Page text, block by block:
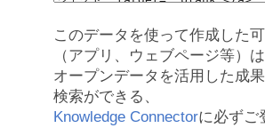
このデータを使って作成した
（アプリ、ウェブページ等）は
オープンデータを活用した成果
検索ができる、
Knowledge Connectorに必ずご